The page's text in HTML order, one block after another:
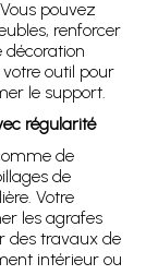
pouvez
renforcer
décoration
outil pour
le support.
régularité
de
de
Votre
les agrafes
des travaux de
intérieur ou